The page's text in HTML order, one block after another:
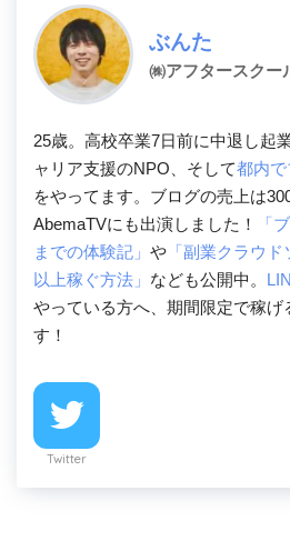
ぶんた
㈱アフタースクー
25歳。高校卒業7日前に中退し起
ャリア支援のNPO、そして都内
をやってます。ブログの売上は
AbemaTVにも出演しました！
「
までの体験記」 や 「副業クラウ
以上稼ぐ方法」 なども公開中。
やっている方へ、期間限定で稼げ
す！
Twitter